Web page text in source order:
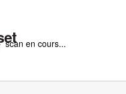
scan en cours...